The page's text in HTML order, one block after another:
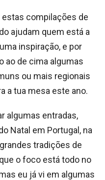
compilações de
ajudam quem está a
inspiração, e por
ao de cima algumas
ou mais regionais
a tua mesa este ano.
algumas entradas,
Natal em Portugal, na
tradições de
o foco está todo no
eu já vi em algumas